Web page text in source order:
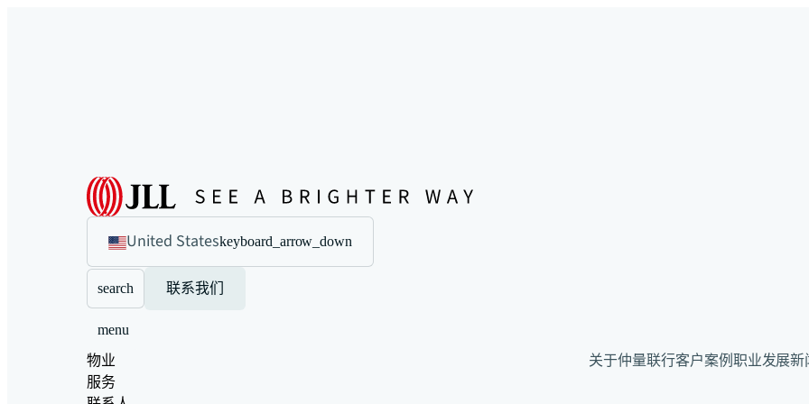
United Stateskeyboard_arrow_down
search 联系我们
menu
物业
服务
关于仲量联行客户案例职业发展新